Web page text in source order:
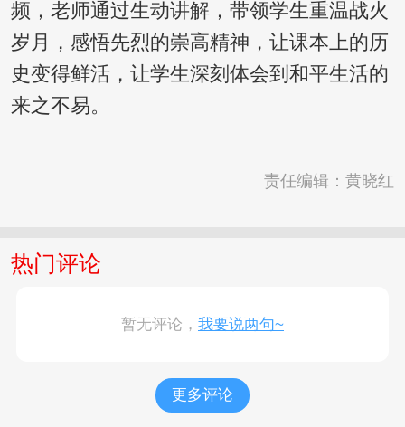
频，老师通过生动讲解，带领学生重温战火
岁月，感悟先烈的崇高精神，让课本上的历
史变得鲜活，让学生深刻体会到和平生活的
来之不易。
责任编辑：黄晓红
热门评论
暂无评论， 我要说两句~
更多评论